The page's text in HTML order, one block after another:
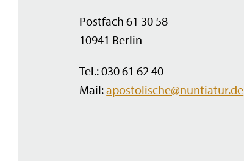
Postfach 61 30 58
10941 Berlin
Tel.: 030 61 62 40
Mail:apostolische@nuntiatur.de